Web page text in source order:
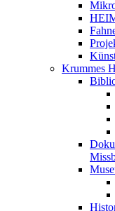
Krummes